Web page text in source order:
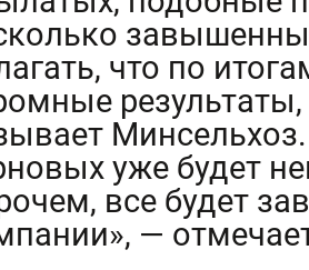
что по
уже будет
все будет
—